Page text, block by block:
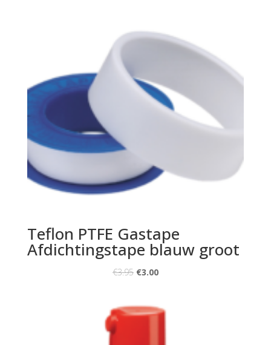
Teflon PTFE Gastape
Afdichtingstape blauw groot
€3.95 €3.00